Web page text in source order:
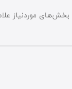
بخش‌های موردنیاز